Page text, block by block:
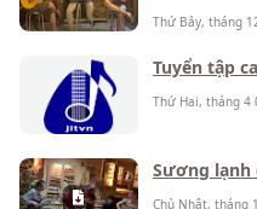
Thứ Bảy, tháng
Tuyển tập
Thứ Hai, tháng 4
Sương lạnh
Chủ Nhật, tháng